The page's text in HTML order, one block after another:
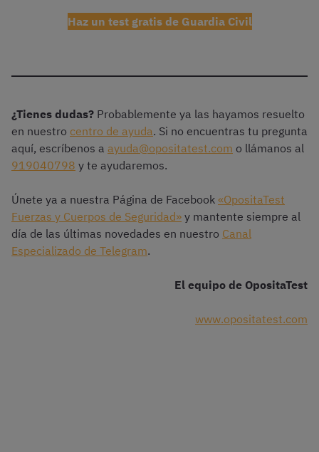
Haz un test gratis de Guardia Civil
¿Tienes dudas? Probablemente ya las hayamos resuelto
en nuestro centro de ayuda. Si no encuentras tu pregunta
aquí, escríbenos a ayuda@opositatest.com o llámanos al
919040798 y te ayudaremos.
Únete ya a nuestra Página de Facebook «OpositaTest
Fuerzas y Cuerpos de Seguridad» y mantente siempre al
día de las últimas novedades en nuestro Canal
Especializado de Telegram.
El equipo de OpositaTest
www.opositatest.com